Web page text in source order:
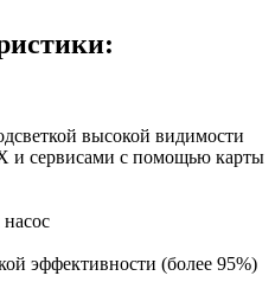
высокой видимости
сервисами с помощью карты
эффективности (более 95%)